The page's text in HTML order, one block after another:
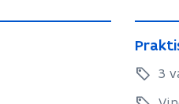
r
a
k
P
r
a
3